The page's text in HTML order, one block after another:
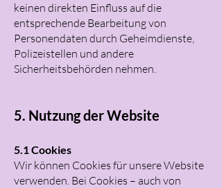
keinen direkten Einfluss auf die
entsprechende Bearbeitung von
Personendaten durch Geheimdienste,
Polizeistellen und andere
Sicherheitsbehörden nehmen.
5. Nutzung der Website
5.1 Cookies
Wir können Cookies für unsere Website
verwenden. Bei Cookies – auch von